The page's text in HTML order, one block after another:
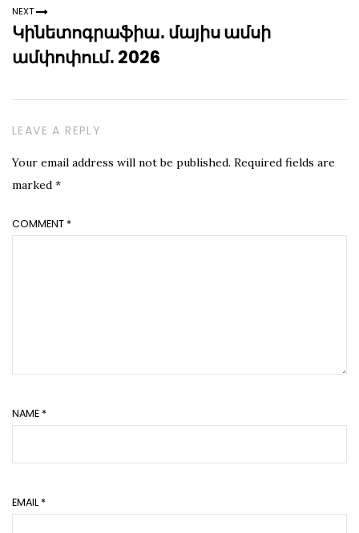
NEXT
Կինետոգրաֆիա․ մայիս ամսի
ամփոփում․ 2026
LEAVE A REPLY
Your email address will not be published. Required fields are
marked *
COMMENT *
NAME *
EMAIL *